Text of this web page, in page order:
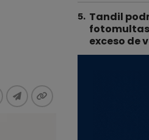
5. Tandil
exceso de